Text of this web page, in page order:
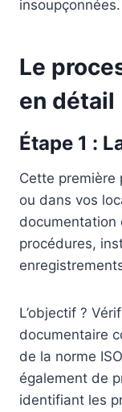
insoupçonnées.
Le
en détail
Étape 1 :
Cette première
ou dans vos
documentation
procédures,
L’objectif ?
documentaire
de la norme
également de
identifiant les